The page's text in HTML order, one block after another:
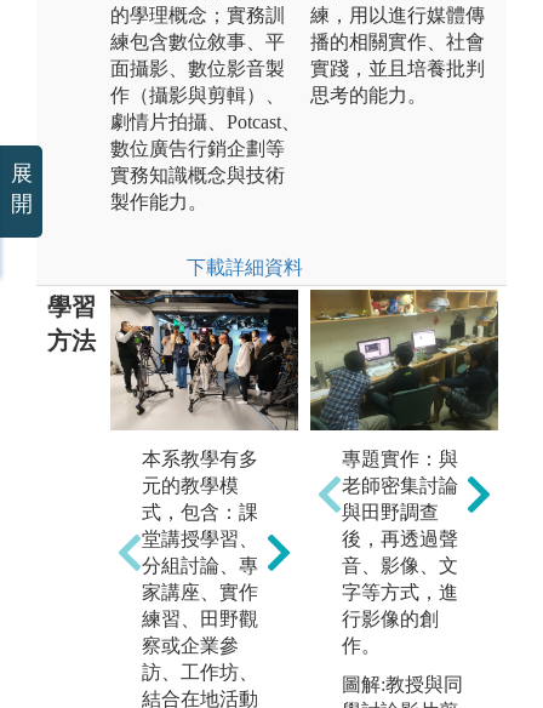
的學理概念；實務訓
練包含數位敘事、平
面攝影、數位影音製
作（攝影與剪輯）、
劇情片拍攝、Potcast、
數位廣告行銷企劃等
實務知識概念與技術
製作能力。
下載詳細資料
練，用以進行媒體傳
播的相關實作、社會
實踐，並且培養批判
思考的能力。
學習
方法
本系教學有多
元的教學模
式，包含：課
堂講授學習、
分組討論、專
家講座、實作
練習、田野觀
察或企業參
訪、工作坊、
結合在地活動
數位影音製作
業師課群：大
愛台專業業師
課群開設「數
作」、「數位
專題實作：與
老師密集討論
與田野調查
後，再透過聲
音、影像、文
字等方式，進
行影像的創
作。
圖解:教授與同
展
開